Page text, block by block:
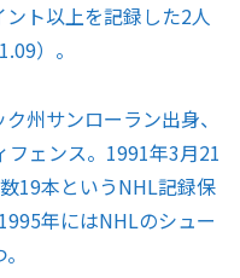
ト以上を記録した2人
）。
州サンローラン出身、
ェンス。1991年3月21
19本というNHL記録保
年にはNHLのシュー